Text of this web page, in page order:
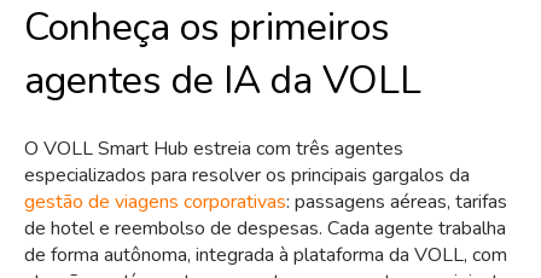
Conheça os primeiros
agentes de IA da VOLL
O VOLL Smart Hub estreia com três agentes
especializados para resolver os principais gargalos da
gestão de viagens corporativas: passagens aéreas, tarifas
de hotel e reembolso de despesas. Cada agente trabalha
de forma autônoma, integrada à plataforma da VOLL, com